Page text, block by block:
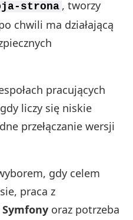
strona , tworzy
chwili ma działającą
pracujących
liczy się niskie
przełączanie wersji
gdy celem
praca z
Symfony oraz potrzeba